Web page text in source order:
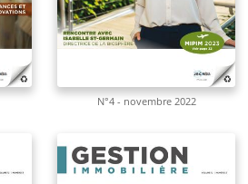
N°4 - novembre 2022